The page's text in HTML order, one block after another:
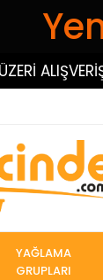
YAĞLAMA
GRUPLARI